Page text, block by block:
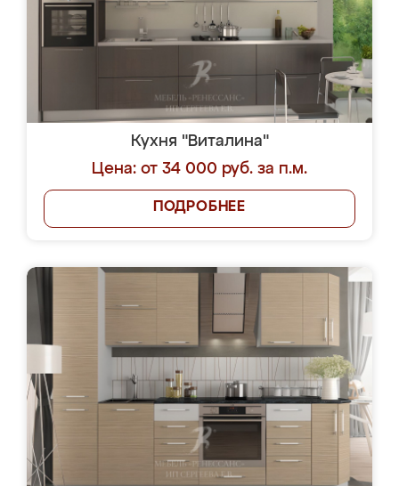
Кухня "Виталина"
Цена: от 34 000 руб. за п.м.
ПОДРОБНЕЕ